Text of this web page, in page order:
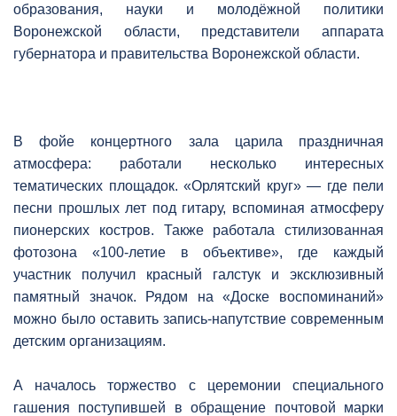
образования, науки и молодёжной политики
Воронежской области, представители аппарата
губернатора и правительства Воронежской области.
В фойе концертного зала царила праздничная
атмосфера: работали несколько интересных
тематических площадок. «Орлятский круг» — где пели
песни прошлых лет под гитару, вспоминая атмосферу
пионерских костров. Также работала стилизованная
фотозона «100-летие в объективе», где каждый
участник получил красный галстук и эксклюзивный
памятный значок. Рядом на «Доске воспоминаний»
можно было оставить запись-напутствие современным
детским организациям.
А началось торжество с церемонии специального
гашения поступившей в обращение почтовой марки